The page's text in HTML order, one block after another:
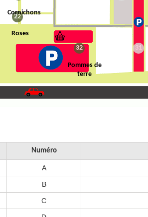
22
31
32
Cornichons
Roses
Pommes de
terre
Numéro
A
B
C